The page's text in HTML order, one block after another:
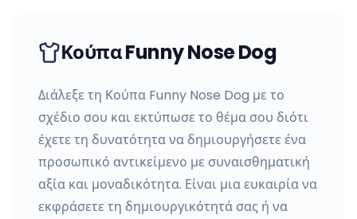
Κούπα Funny Nose Dog
Διάλεξε τη Κούπα Funny Nose Dog με το
σχέδιο σου και εκτύπωσε το θέμα σου διότι
έχετε τη δυνατότητα να δημιουργήσετε ένα
προσωπικό αντικείμενο με συναισθηματική
αξία και μοναδικότητα. Είναι μια ευκαιρία να
εκφράσετε τη δημιουργικότητά σας ή να